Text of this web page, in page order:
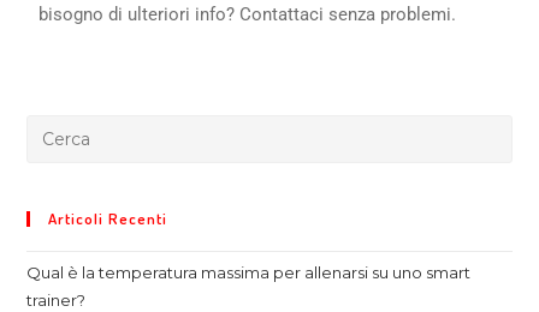
bisogno di ulteriori info? Contattaci senza problemi.
Articoli Recenti
Qual è la temperatura massima per allenarsi su uno smart
trainer?